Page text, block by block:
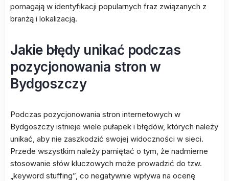
pomagają w identyfikacji popularnych fraz związanych z
branżą i lokalizacją.
Jakie błędy unikać podczas
pozycjonowania stron w
Bydgoszczy
Podczas pozycjonowania stron internetowych w
Bydgoszczy istnieje wiele pułapek i błędów, których należy
unikać, aby nie zaszkodzić swojej widoczności w sieci.
Przede wszystkim należy pamiętać o tym, że nadmierne
stosowanie słów kluczowych może prowadzić do tzw.
„keyword stuffing”, co negatywnie wpływa na ocenę